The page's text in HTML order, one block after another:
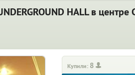
HALL в центре
Купили: 8